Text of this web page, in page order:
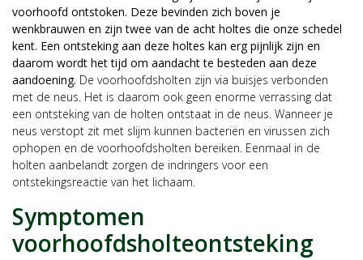
voorhoofd ontstoken. Deze bevinden zich boven je
wenkbrauwen en zijn twee van de acht holtes die onze schedel
kent. Een ontsteking aan deze holtes kan erg pijnlijk zijn en
daarom wordt het tijd om aandacht te besteden aan deze
aandoening. De voorhoofdsholten zijn via buisjes verbonden
met de neus. Het is daarom ook geen enorme verrassing dat
een ontsteking van de holten ontstaat in de neus. Wanneer je
neus verstopt zit met slijm kunnen bacteriën en virussen zich
ophopen en de voorhoofdsholten bereiken. Eenmaal in de
holten aanbelandt zorgen de indringers voor een
ontstekingsreactie van het lichaam.
Symptomen
voorhoofdsholteontsteking